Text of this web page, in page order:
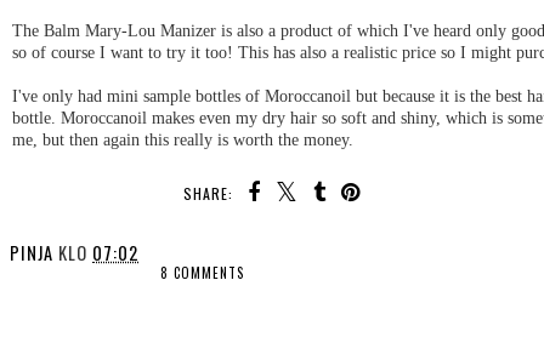
The Balm Mary-Lou Manizer is also a product of which I've heard only
so of course I want to try it too! This has also a realistic price so I might
I've only had mini sample bottles of Moroccanoil but because it is the best
bottle. Moroccanoil makes even my dry hair so soft and shiny, which is
me, but then again this really is worth the money.
SHARE:
PINJA KLO 07:02
8 COMMENTS